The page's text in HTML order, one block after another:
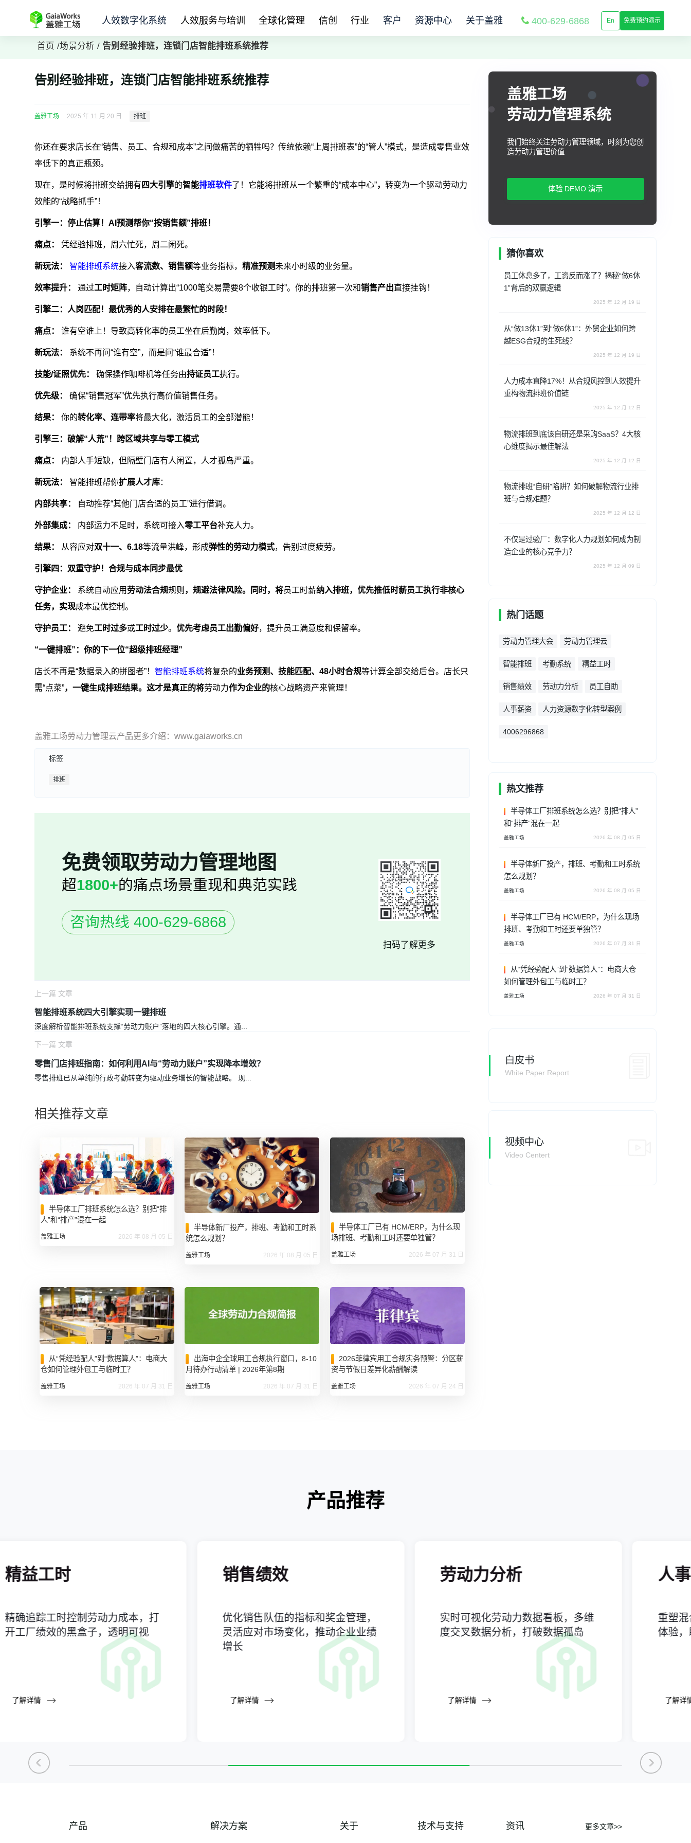
人效数字化系统 人效服务与培训 全球化管理 信创 行业 客户 资源中心 关于盖雅 400-629-6868 En 免费预约演示
首页 /场景分析 / 告别经验排班，连锁门店智能排班系统推荐
告别经验排班，连锁门店智能排班系统推荐
盖雅工场 2025 年 11 月 20 日 排班
你还在要求店长在“销售、员工、合规和成本”之间做痛苦的牺牲吗？传统依赖“上周排班表”的“管人”模式，是造成零售业效
率低下的真正瓶颈。
现在，是时候将排班交给拥有 四大引擎的智能排班软件了！它能将排班从一个繁重的“成本中心”，转变为一个驱动劳动力
效能的“战略抓手”！
引擎一：停止估算！AI预测帮你“按销售额”排班！
痛点： 凭经验排班，周六忙死，周二闲死。
新玩法： 智能排班系统接入客流数、销售额等业务指标，精准预测未来小时级的业务量。
效率提升： 通过工时矩阵，自动计算出“1000笔交易需要8个收银工时”。你的排班第一次和销售产出直接挂钩！
引擎二：人岗匹配！最优秀的人安排在最繁忙的时段！
痛点： 谁有空谁上！导致高转化率的员工坐在后勤岗，效率低下。
新玩法： 系统不再问“谁有空”，而是问“谁最合适”！
技能/证照优先： 确保操作咖啡机等任务由持证员工执行。
优先级： 确保“销售冠军”优先执行高价值销售任务。
结果： 你的转化率、连带率将最大化，激活员工的全部潜能！
引擎三：破解“人荒”！跨区域共享与零工模式
痛点： 内部人手短缺，但隔壁门店有人闲置，人才孤岛严重。
新玩法： 智能排班帮你扩展人才库：
内部共享： 自动推荐“其他门店合适的员工”进行借调。
外部集成： 内部运力不足时，系统可接入零工平台补充人力。
结果： 从容应对双十一、6.18等流量洪峰，形成弹性的劳动力模式，告别过度疲劳。
引擎四：双重守护！合规与成本同步最优
守护企业： 系统自动应用 劳动法合规规则 ，规避法律风险。同时，将员工时薪纳入排班，优先推低时薪员工执行非核心
任务，实现成本最优控制。
守护员工： 避免工时过多或工时过少。优先考虑员工出勤偏好，提升员工满意度和保留率。
“一键排班”：你的下一位“超级排班经理”
店长不再是“数据录入的拼图者”！智能排班系统将复杂的业务预测、技能匹配、48小时合规等计算全部交给后台。店长只
需“点菜”，一键生成排班结果。这才是真正的将劳动力作为企业的核心战略资产来管理！
盖雅工场劳动力管理云产品更多介绍：www.gaiaworks.cn
标签
排班
免费领取劳动力管理地图
超1800+的痛点场景重现和典范实践
咨询热线 400-629-6868
扫码了解更多
上一篇 文章
智能排班系统四大引擎实现一键排班
深度解析智能排班系统支撑“劳动力账户”落地的四大核心引擎。通
下一篇 文章
零售门店排班指南：如何利用AI与“劳动力账户”实现降本增效？
零售排班已从单纯的行政考勤转变为驱动业务增长的智能战略。 现
相关推荐文章
半导体工厂排班系统怎么选？别把“排
人”和“排产”混在一起
盖雅工场 2026 年 08 月 05 日
半导体新厂投产，排班、考勤和工时系
统怎么规划？
盖雅工场 2026 年 08 月 05 日
半导体工厂已有 HCM/ERP，为什么现
场排班、考勤和工时还要单独管？
盖雅工场 2026 年 07 月 31 日
从“凭经验配人”到“数据算人”：电商大
仓如何管理外包工与临时工？
盖雅工场 2026 年 07 月 31 日
出海中企全球用工合规执行窗口，8-10
月待办行动清单 | 2026年第8期
盖雅工场 2026 年 07 月 31 日
2026菲律宾用工合规实务预警：分区薪
资与节假日差异化薪酬解读
盖雅工场 2026 年 07 月 24 日
盖雅工场
劳动力管理系统
我们始终关注劳动力管理领域，时刻为您创
造劳动力管理价值
体验 DEMO 演示
猜你喜欢
员工休息多了，工资反而涨了？揭秘“做6休
1”背后的双赢逻辑
2025 年 12 月 19 日
从“做13休1”到“做6休1”：外贸企业如何跨
越ESG合规的生死线？
2025 年 12 月 19 日
人力成本直降17%！从合规风控到人效提升
重构物流排班价值链
2025 年 12 月 12 日
物流排班到底该自研还是采购SaaS？4大核
心维度揭示最佳解法
2025 年 12 月 12 日
物流排班“自研”陷阱？如何破解物流行业排
班与合规难题？
2025 年 12 月 12 日
不仅是过验厂：数字化人力规划如何成为制
造企业的核心竞争力？
2025 年 12 月 09 日
热门话题
劳动力管理大会 劳动力管理云
智能排班 考勤系统 精益工时
销售绩效 劳动力分析 员工自助
人事薪资 人力资源数字化转型案例
4006296868
热文推荐
半导体工厂排班系统怎么选？别把“排人”
和“排产”混在一起
盖雅工场 2026 年 08 月 05 日
半导体新厂投产，排班、考勤和工时系统
怎么规划？
盖雅工场 2026 年 08 月 05 日
半导体工厂已有 HCM/ERP，为什么现场
排班、考勤和工时还要单独管？
盖雅工场 2026 年 07 月 31 日
从“凭经验配人”到“数据算人”：电商大仓
如何管理外包工与临时工？
盖雅工场 2026 年 07 月 31 日
白皮书
White Paper Report
视频中心
Video Centert
产品推荐
精益工时
精确追踪工时控制劳动力成本，打
开工厂绩效的黑盒子，透明可视
了解详情
销售绩效
优化销售队伍的指标和奖金管理，
灵活应对市场变化，推动企业业绩
增长
了解详情
劳动力分析
实时可视化劳动力数据看板，多维
度交叉数据分析，打破数据孤岛
了解详情
人
重塑
体验
了解详
产品 解决方案 关于 技术与支持 资讯 更多文章>>
半导体工厂排班系统怎么选？别把
“排人”和“排产”混在一起
系统怎么规划？
发布时间：2026-08-05
半导体工厂已有 HCM/ERP，为什么
现场排班、考勤和工时还要单独管？
从“凭经验配人”到“数据算人”：电商
大仓如何管理外包工与临时工？
勤排班数字化，共建敏捷智能人力运
营体系
发布时间：